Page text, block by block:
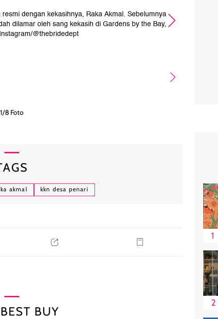
dengan kekasihnya, Raka Akmal. Sebelumnya
dilamar oleh sang kekasih di Gardens by the Bay,
@thebridedept
1/8 Foto
akmal kkn desa penari
BUY
1
2